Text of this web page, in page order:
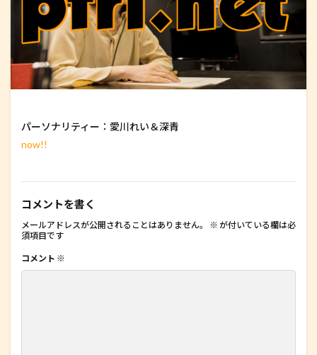
パーソナリティー：愛川れい＆深青
now!!
コメントを書く
メールアドレスが公開されることはありません。 ※ が付いている欄は必
須項目です
コメント ※